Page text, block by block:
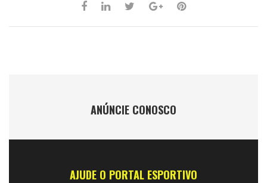
ANÚNCIE CONOSCO
AJUDE O PORTAL ESPORTIVO